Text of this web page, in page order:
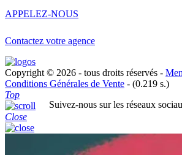
APPELEZ-NOUS
Contactez votre agence
Copyright © 2026 - tous droits réservés -
Conditions Générales de Vente - (0.219 s.)
Suivez-nous sur les réseaux
Top
Close